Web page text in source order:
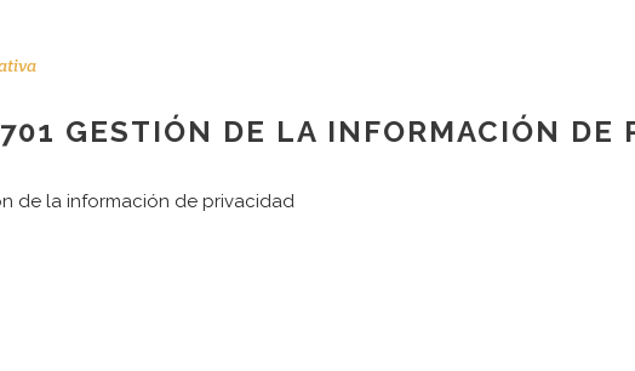
GESTIÓN DE LA INFORMACIÓN DE
de la información de privacidad